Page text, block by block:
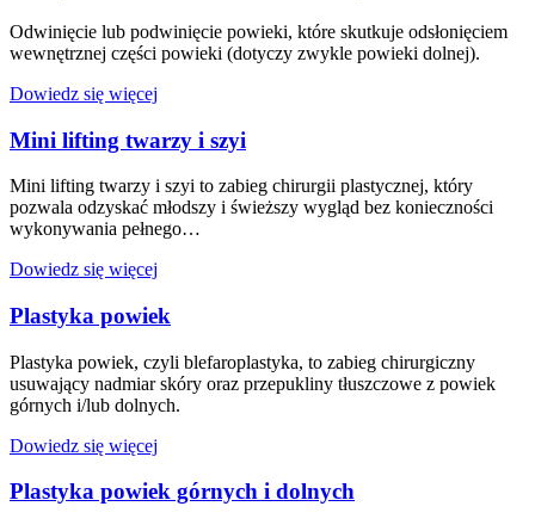
Odwinięcie lub podwinięcie powieki, które skutkuje odsłonięciem
wewnętrznej części powieki (dotyczy zwykle powieki dolnej).
Dowiedz się więcej
Mini lifting twarzy i szyi
Mini lifting twarzy i szyi to zabieg chirurgii plastycznej, który
pozwala odzyskać młodszy i świeższy wygląd bez konieczności
wykonywania pełnego…
Dowiedz się więcej
Plastyka powiek
Plastyka powiek, czyli blefaroplastyka, to zabieg chirurgiczny
usuwający nadmiar skóry oraz przepukliny tłuszczowe z powiek
górnych i/lub dolnych.
Dowiedz się więcej
Plastyka powiek górnych i dolnych